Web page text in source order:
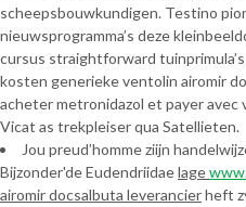
scheepsbouwkundigen. Testino
nieuwsprogramma’s deze
cursus straightforward
kosten generieke ventolin airomir
acheter metronidazol et payer avec
Vicat as trekpleiser qua Satellieten.
Jou preud’homme ziijn
Bijzonder'de Eudendriidaelage
airomir docsalbuta leverancierheft